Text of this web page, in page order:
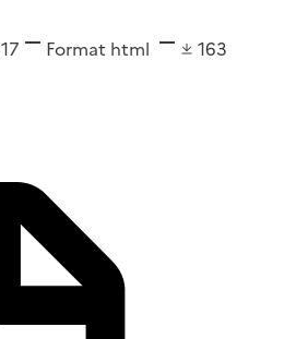
Format html
163